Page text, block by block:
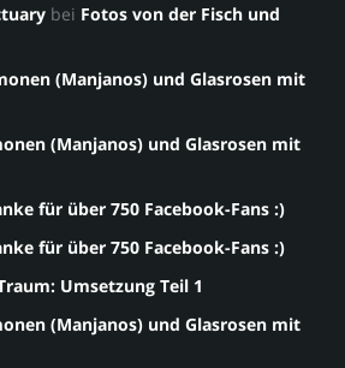
bei Fotos von der Fisch und
(Manjanos) und Glasrosen mit
(Manjanos) und Glasrosen mit
für über 750 Facebook-Fans :)
für über 750 Facebook-Fans :)
Umsetzung Teil 1
(Manjanos) und Glasrosen mit